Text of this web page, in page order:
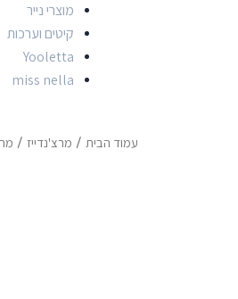
מוצרי נייר
קיטים וערכות
Yooletta
miss nella
עמוד הבית / מרצ'נדייז /